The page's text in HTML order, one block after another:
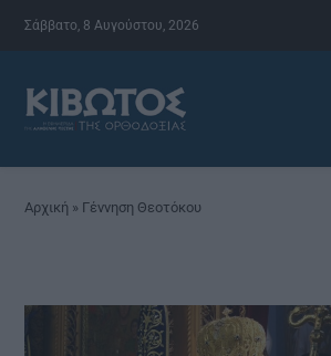
Σάββατο, 8 Αυγούστου, 2026
Αρχική » Γέννηση Θεοτόκου